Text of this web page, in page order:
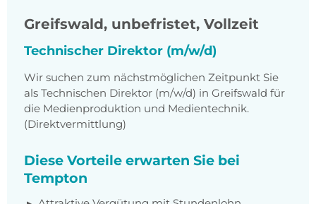
Greifswald, unbefristet, Vollzeit
Technischer Direktor (m/w/d)
Wir suchen zum nächstmöglichen Zeitpunkt Sie
als Technischen Direktor (m/w/d) in Greifswald für
die Medienproduktion und Medientechnik.
(Direktvermittlung)
Diese Vorteile erwarten Sie bei
Tempton